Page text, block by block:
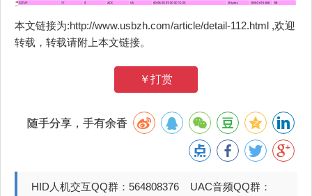
本文链接为:http://www.usbzh.com/article/detail-112.html ,欢迎
转载，转载请附上本文链接。
￥打赏
随手分享，手有余香
HID人机交互QQ群：564808376 UAC音频QQ群：